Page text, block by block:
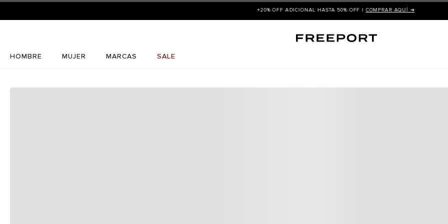
+20% OFF ADICIONAL HASTA 50% OFF |COMPRAR AQUÍ ➜
HOMBRE MUJER MARCAS SALE